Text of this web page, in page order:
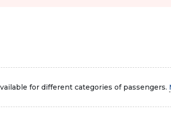
for different categories of passengers.